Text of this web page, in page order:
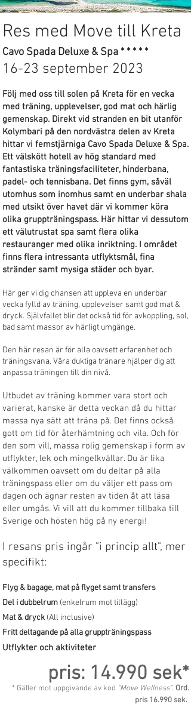
Res med Move till Kreta
Cavo Spada Deluxe & Spa * * * * *
16-23 september 2023
Följ med oss till solen på Kreta för en vecka
med träning, upplevelser, god mat och härlig
gemenskap. Direkt vid stranden en bit utanför
Kolymbari på den nordvästra delen av Kreta
hittar vi femstjärniga Cavo Spada Deluxe & Spa.
Ett välskött hotell av hög standard med
fantastiska träningsfaciliteter, hinderbana,
padel- och tennisbana. Det finns gym, såväl
utomhus som inomhus samt en underbar shala
med utsikt över havet där vi kommer köra
olika gruppträningspass. Här hittar vi dessutom
ett välutrustat spa samt flera olika
restauranger med olika inriktning. I området
finns flera intressanta utflyktsmål, fina
stränder samt mysiga städer och byar.
Här ger vi dig chansen att uppleva en underbar
vecka fylld av träning, upplevelser samt god mat &
dryck. Självfallet blir det också tid för avkoppling, sol,
bad samt massor av härligt umgänge.
Den här resan är för alla oavsett erfarenhet och
träningsvana. Våra duktiga tränare hjälper dig att
anpassa träningen till din nivå.
Utbudet av träning kommer vara stort och
varierat, kanske är detta veckan då du hittar
massa nya sätt att träna på. Det finns också
gott om tid för återhämtning och vila. Och för
den som vill, massa rolig gemenskap i form av
utflykter, lek och mingelkvällar. Du är lika
välkommen oavsett om du deltar på alla
träningspass eller om du väljer ett pass om
dagen och ägnar resten av tiden åt att läsa
eller umgås. Vi vill att du kommer tillbaka till
Sverige och hösten hög på ny energi!
I resans pris ingår "i princip allt", mer
specifikt:
Flyg & bagage, mat på flyget samt transfers
Del i dubbelrum (enkelrum mot tillägg)
Mat & dryck (All inclusive)
Fritt deltagande på alla gruppträningspass
Utflykter och aktiviteter​
pris: 1 4.990 sek*
* Gäller mot uppgivande av kod "Move Wellness". Ord.
pris 16.990 sek.